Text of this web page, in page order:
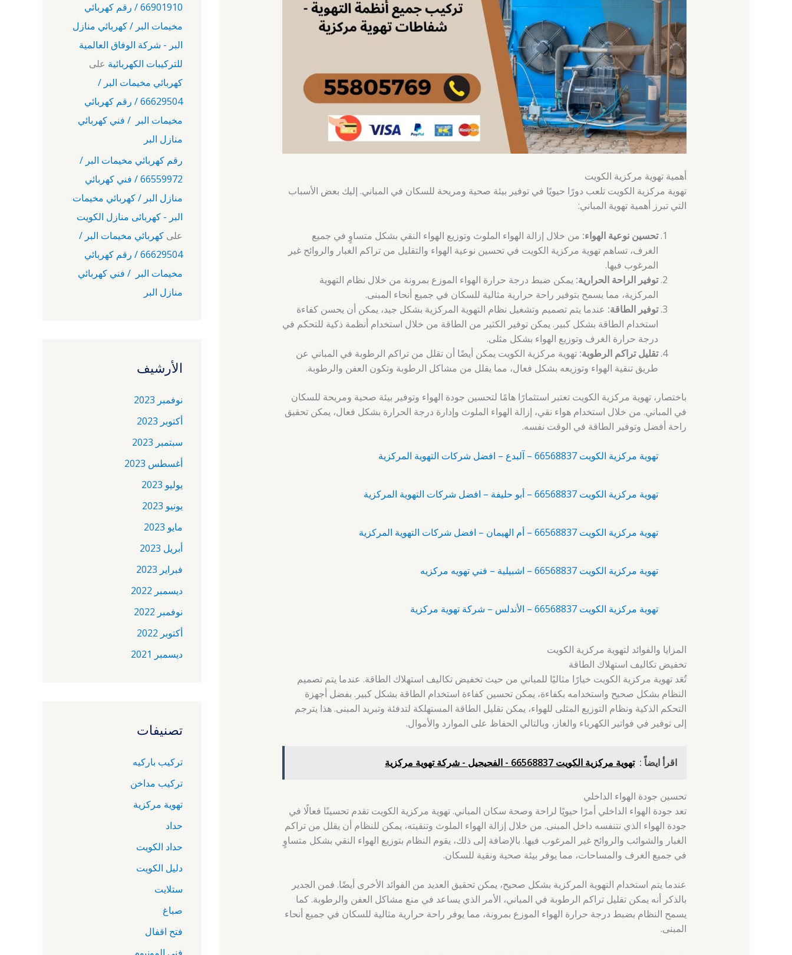
أهمية تهوية مركزية الكويت
تهوية مركزية الكويت تلعب دورًا حيويًا في توفير بيئة صحية ومريحة للسكان في المباني. إليك بعض الأسباب
التي تبرز أهمية تهوية المباني:
تحسين نوعية الهواء: من خلال إزالة الهواء الملوث وتوزيع الهواء النقي بشكل متساوٍ في جميع
الغرف، تساهم تهوية مركزية الكويت في تحسين نوعية الهواء والتقليل من تراكم الغبار والروائح غير
المرغوب فيها.
توفير الراحة الحرارية: يمكن ضبط درجة حرارة الهواء الموزع بمرونة من خلال نظام التهوية
المركزية، مما يسمح بتوفير راحة حرارية مثالية للسكان في جميع أنحاء المبنى.
توفير الطاقة: عندما يتم تصميم وتشغيل نظام التهوية المركزية بشكل جيد، يمكن أن يحسن كفاءة
استخدام الطاقة بشكل كبير. يمكن توفير الكثير من الطاقة من خلال استخدام أنظمة ذكية للتحكم في
درجة حرارة الغرف وتوزيع الهواء بشكل مثلى.
تقليل تراكم الرطوبة: تهوية مركزية الكويت يمكن أيضًا أن تقلل من تراكم الرطوبة في المباني عن
طريق تنقية الهواء وتوزيعه بشكل فعال، مما يقلل من مشاكل الرطوبة وتكون العفن والرطوبة.
باختصار، تهوية مركزية الكويت تعتبر استثمارًا هامًا لتحسين جودة الهواء وتوفير بيئة صحية ومريحة للسكان
في المباني. من خلال استخدام هواء نقي، إزالة الهواء الملوث وإدارة درجة الحرارة بشكل فعال، يمكن تحقيق
راحة أفضل وتوفير الطاقة في الوقت نفسه.
تهوية مركزية الكويت 66568837 – آلبدع – افضل شركات التهوية المركزية
تهوية مركزية الكويت 66568837 – أبو حليفة – افضل شركات التهوية المركزية
تهوية مركزية الكويت 66568837 – أم الهيمان – افضل شركات التهوية المركزية
تهوية مركزية الكويت 66568837 – اشبيلية – فني تهويه مركزيه
تهوية مركزية الكويت 66568837 – الأندلس – شركة تهوية مركزية
المزايا والفوائد لتهوية مركزية الكويت
تخفيض تكاليف استهلاك الطاقة
تُعَد تهوية مركزية الكويت خيارًا مثاليًا للمباني من حيث تخفيض تكاليف استهلاك الطاقة. عندما يتم تصميم
النظام بشكل صحيح واستخدامه بكفاءة، يمكن تحسين كفاءة استخدام الطاقة بشكل كبير. بفضل أجهزة
التحكم الذكية ونظام التوزيع المثلى للهواء، يمكن تقليل الطاقة المستهلكة لتدفئة وتبريد المبنى. هذا يترجم
إلى توفير في فواتير الكهرباء والغاز، وبالتالي الحفاظ على الموارد والأموال.
اقرأ ايضاً : تهوية مركزية الكويت 66568837 - الفحيحيل - شركة تهوية مركزية
تحسين جودة الهواء الداخلي
تعد جودة الهواء الداخلي أمرًا حيويًا لراحة وصحة سكان المباني. تهوية مركزية الكويت تقدم تحسينًا فعالًا في
جودة الهواء الذي نتنفسه داخل المبنى. من خلال إزالة الهواء الملوث وتنقيته، يمكن للنظام أن يقلل من تراكم
الغبار والشوائب والروائح غير المرغوب فيها. بالإضافة إلى ذلك، يقوم النظام بتوزيع الهواء النقي بشكل متساوٍ
في جميع الغرف والمساحات، مما يوفر بيئة صحية ونقية للسكان.
عندما يتم استخدام التهوية المركزية بشكل صحيح، يمكن تحقيق العديد من الفوائد الأخرى أيضًا. فمن الجدير
بالذكر أنه يمكن تقليل تراكم الرطوبة في المباني، الأمر الذي يساعد في منع مشاكل العفن والرطوبة. كما
يسمح النظام بضبط درجة حرارة الهواء الموزع بمرونة، مما يوفر راحة حرارية مثالية للسكان في جميع أنحاء
المبنى.
66901910 / رقم كهربائي
مخيمات البر / كهربائي منازل
البر - شركة الوفاق العالمية
للتركيبات الكهربائية على
كهربائي مخيمات البر /
66629504 / رقم كهربائي
مخيمات البر / فني كهربائي
منازل البر
رقم كهربائي مخيمات البر /
66559972 / فني كهربائي
منازل البر / كهربائي مخيمات
البر - كهربائى منازل الكويت
على كهربائي مخيمات البر /
66629504 / رقم كهربائي
مخيمات البر / فني كهربائي
منازل البر
الأرشيف
نوفمبر 2023
أكتوبر 2023
سبتمبر 2023
أغسطس 2023
يوليو 2023
يونيو 2023
مايو 2023
أبريل 2023
فبراير 2023
ديسمبر 2022
نوفمبر 2022
أكتوبر 2022
ديسمبر 2021
تصنيفات
تركيب باركيه
تركيب مداخن
تهوية مركزية
حداد
حداد الكويت
دليل الكويت
ستلايت
صباغ
فتح اقفال